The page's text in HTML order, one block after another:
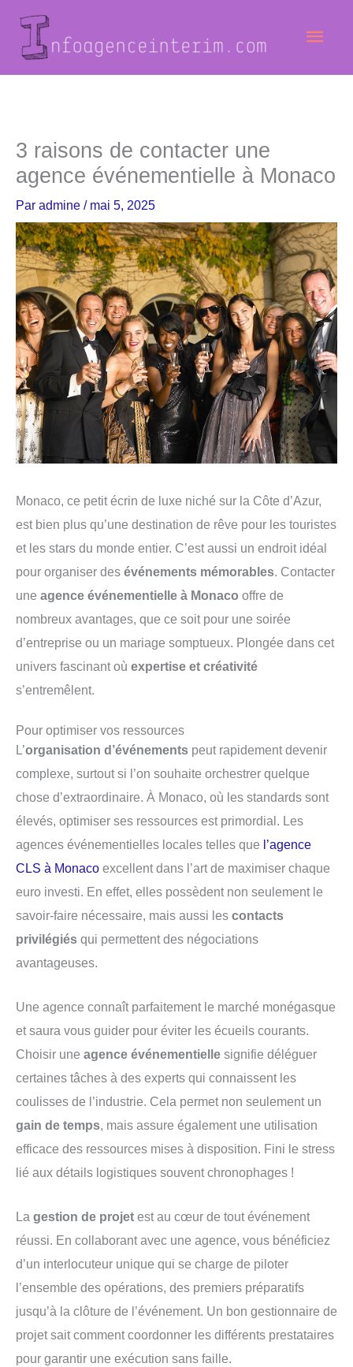
contenu
3 raisons de contacter une
agence événementielle à Monaco
Par admine / mai 5, 2025
Monaco, ce petit écrin de luxe niché sur la Côte d’Azur,
est bien plus qu’une destination de rêve pour les touristes
et les stars du monde entier. C’est aussi un endroit idéal
pour organiser des événements mémorables. Contacter
une agence événementielle à Monaco offre de
nombreux avantages, que ce soit pour une soirée
d’entreprise ou un mariage somptueux. Plongée dans cet
univers fascinant où expertise et créativité
s’entremêlent.
Pour optimiser vos ressources
L’organisation d’événements peut rapidement devenir
complexe, surtout si l’on souhaite orchestrer quelque
chose d’extraordinaire. À Monaco, où les standards sont
élevés, optimiser ses ressources est primordial. Les
agences événementielles locales telles que l’agence
CLS à Monaco excellent dans l’art de maximiser chaque
euro investi. En effet, elles possèdent non seulement le
savoir-faire nécessaire, mais aussi les contacts
privilégiés qui permettent des négociations
avantageuses.
Une agence connaît parfaitement le marché monégasque
et saura vous guider pour éviter les écueils courants.
Choisir une agence événementielle signifie déléguer
certaines tâches à des experts qui connaissent les
coulisses de l’industrie. Cela permet non seulement un
gain de temps, mais assure également une utilisation
efficace des ressources mises à disposition. Fini le stress
lié aux détails logistiques souvent chronophages !
La gestion de projet est au cœur de tout événement
réussi. En collaborant avec une agence, vous bénéficiez
d’un interlocuteur unique qui se charge de piloter
l’ensemble des opérations, des premiers préparatifs
jusqu’à la clôture de l’événement. Un bon gestionnaire de
projet sait comment coordonner les différents prestataires
pour garantir une exécution sans faille.